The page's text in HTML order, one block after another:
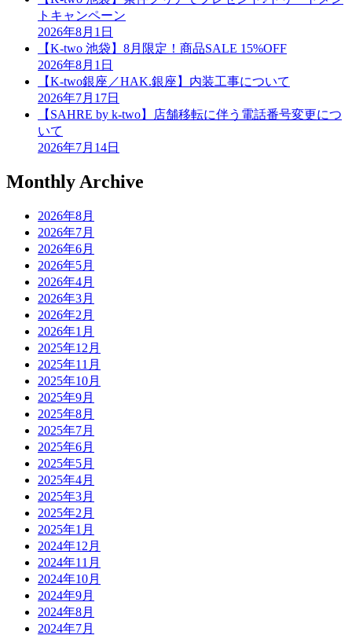
トキャンペーン
2026年8月1日
【K-two 池袋】8月限定！商品SALE 15%OFF
2026年8月1日
【K-two銀座／HAK.銀座】内装工事について
2026年7月17日
【SAHRE by k-two】店舗移転に伴う電話番号変更につ
いて
2026年7月14日
Monthly Archive
2026年8月
2026年7月
2026年6月
2026年5月
2026年4月
2026年3月
2026年2月
2026年1月
2025年12月
2025年11月
2025年10月
2025年9月
2025年8月
2025年7月
2025年6月
2025年5月
2025年4月
2025年3月
2025年2月
2025年1月
2024年12月
2024年11月
2024年10月
2024年9月
2024年8月
2024年7月